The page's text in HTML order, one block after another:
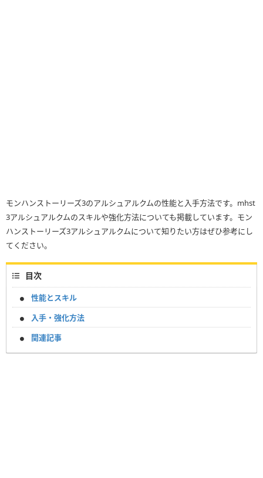
モンハンストーリーズ3のアルシュアルクムの性能と入手方法です。mhst
3アルシュアルクムのスキルや強化方法についても掲載しています。モン
ハンストーリーズ3アルシュアルクムについて知りたい方はぜひ参考にし
てください。
目次
性能とスキル
入手・強化方法
関連記事